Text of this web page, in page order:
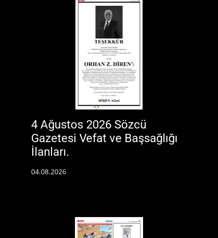
4 Ağustos 2026 Sözcü
Gazetesi Vefat ve Başsağlığı
İlanları.
04.08.2026